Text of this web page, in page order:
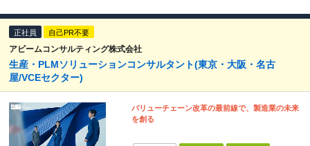
正社員 自己PR不要
アビームコンサルティング株式会社
生産・PLMソリューションコンサルタント(東京・大阪・名古
屋/VCEセクター)
バリューチェーン改革の最前線で、製造業の未来
を創る